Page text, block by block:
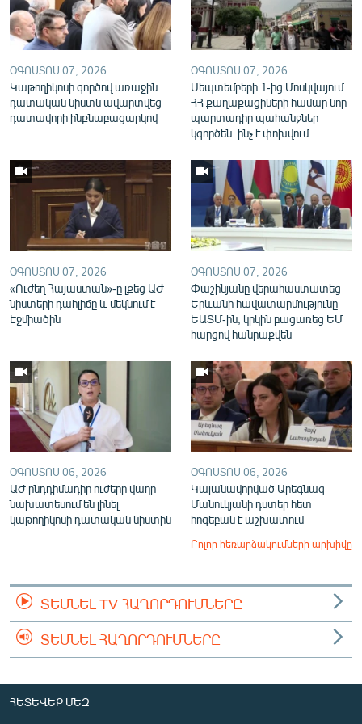
English
Русский
ՀԵՏԵՎԵՔ ՄԵԶ
«Ազատության» բոլոր կայքերը
ՕԳՈՍՏՈՍ 07, 2026
Կաթողիկոսի գործով առաջին
դատական նիստն ավարտվեց
դատավորի ինքնաբացարկով
ՕԳՈՍՏՈՍ 07, 2026
Սեպտեմբերի 1-ից Մոսկվայում
ՀՀ քաղաքացիների համար նոր
պարտադիր պահանջներ
կգործեն. ինչ է փոխվում
ՕԳՈՍՏՈՍ 07, 2026
«Ուժեղ Հայաստան»-ը լքեց ԱԺ
նիստերի դահլիճը և մեկնում է
Էջմիածին
ՕԳՈՍՏՈՍ 07, 2026
Փաշինյանը վերահաստատեց
Երևանի հավատարմությունը
ԵԱՏՄ-ին, կրկին բացառեց ԵՄ
հարցով հանրաքվեն
ՕԳՈՍՏՈՍ 06, 2026
ԱԺ ընդդիմադիր ուժերը վաղը
նախատեսում են լինել
կաթողիկոսի դատական նիստին
ՕԳՈՍՏՈՍ 06, 2026
Կալանավորված Արեգնազ
Մանուկյանի դստեր հետ
հոգեբան է աշխատում
Բոլոր հեռարձակումների արխիվը
ՏԵՍՆԵԼ TV ՀԱՂՈՐԴՈՒՄՆԵՐԸ
ՏԵՍՆԵԼ ՀԱՂՈՐԴՈՒՄՆԵՐԸ
ՀԵՏԵՎԵՔ ՄԵԶ